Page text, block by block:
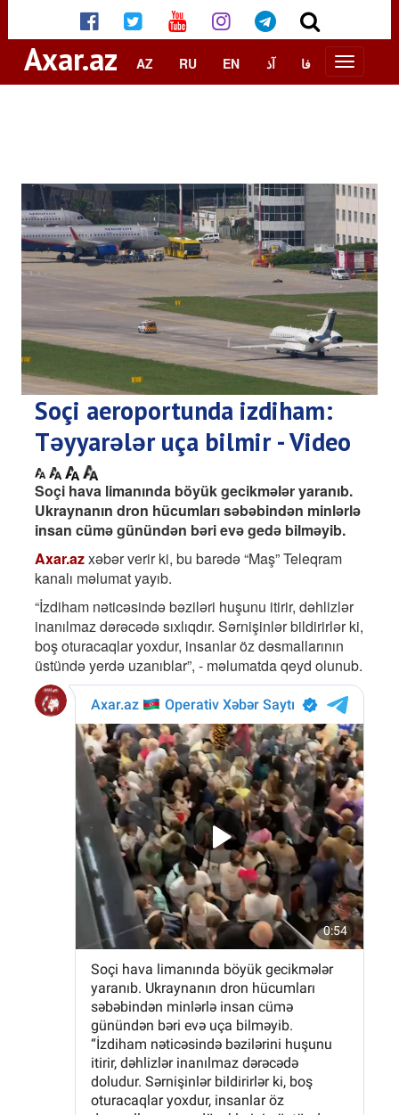
Axar.az AZ RU EN آذ فا
Soçi aeroportunda izdiham:
Təyyarələr uça bilmir - Video
Soçi hava limanında böyük gecikmələr yaranıb.
Ukraynanın dron hücumları səbəbindən minlərlə
insan cümə günündən bəri evə gedə bilməyib.
Axar.azxəbər verir ki, bu barədə “Maş” Teleqram
kanalı məlumat yayıb.
“İzdiham nəticəsində bəziləri huşunu itirir, dəhlizlər
inanılmaz dərəcədə sıxlıqdır. Sərnişinlər bildirirlər ki,
boş oturacaqlar yoxdur, insanlar öz dəsmallarının
üstündə yerdə uzanıblar”, - məlumatda qeyd olunub.